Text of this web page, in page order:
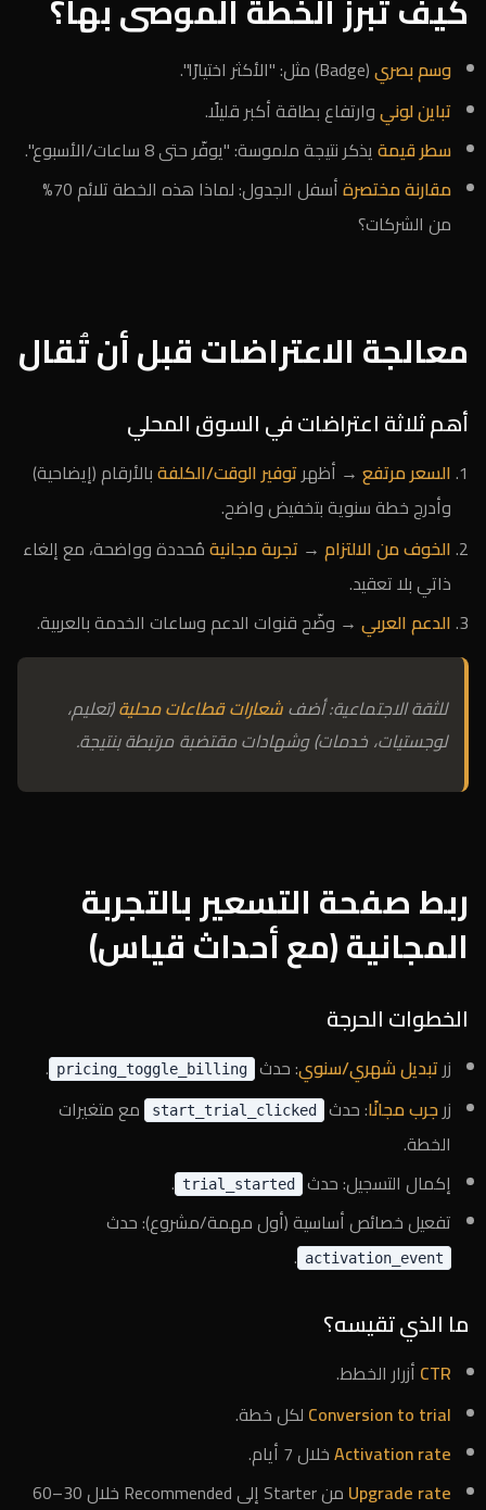
وسم بصري(Badge) مثل: "الأكثر اختيارًا".
تباين لونيوارتفاع بطاقة أكبر قليلًا.
سطر قيمةيذكر نتيجة ملموسة: "يوفّر حتى 8 ساعات/الأسبوع".
مقارنة مختصرة
أسفل الجدول: لماذا هذه الخطة تلائم 70%
من الشركات؟
معالجة الاعتراضات قبل أن تُقال
أهم ثلاثة اعتراضات في السوق المحلي
السعر مرتفع → أظهرتوفير الوقت/الكلفةبالأرقام (إيضاحية)
وأدرج خطة سنوية بتخفيض واضح.
الخوف من الالتزام → تجربة مجانيةمُحددة وواضحة، مع إلغاء
ذاتي بلا تعقيد.
الدعم العربي → وضّح قنوات الدعم وساعات الخدمة بالعربية.
للثقة الاجتماعية: أضفشعارات قطاعات محلية(تعليم،
لوجستيات، خدمات) وشهادات مقتضبة مرتبطة بنتيجة.
ربط صفحة التسعير بالتجربة
المجانية (مع أحداث قياس)
الخطوات الحرجة
زرتبديل شهري/سنوي: حدث pricing_toggle_billing
.
زرجرب مجانًا: حدث start_trial_clicked
مع متغيرات
الخطة.
إكمال التسجيل: حدث
trial_started
.
تفعيل خصائص أساسية (أول مهمة/مشروع): حدث
activation_event
.
ما الذي تقيسه؟
CTR أزرار الخطط.
Conversion to trial لكل خطة.
Activation rateخلال 7 أيام.
Upgrade rate
من Starter إلى Recommended خلال 30–60